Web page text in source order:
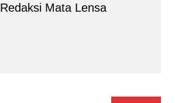
Redaksi Mata Lensa